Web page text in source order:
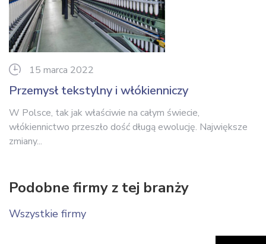
15 marca 2022
Przemysł tekstylny i włókienniczy
W Polsce, tak jak właściwie na całym świecie,
włókiennictwo przeszło dość długą ewolucję. Największe
zmiany...
Podobne firmy z tej branży
Wszystkie firmy